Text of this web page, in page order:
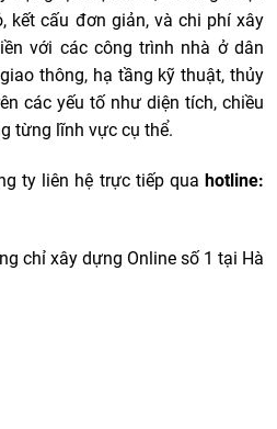
kết cấu đơn giản, và chi phí xây
với các công trình nhà ở dân
thông, hạ tầng kỹ thuật, thủy
các yếu tố như diện tích, chiều
từng lĩnh vực cụ thể.
ty liên hệ trực tiếp qua hotline:
chỉ xây dựng Online số 1 tại Hà